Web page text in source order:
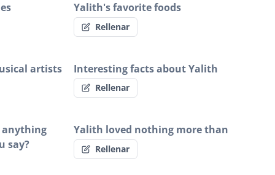
Yalith's favorite foods
Rellenar
artists Interesting facts about Yalith
Rellenar
anything
say?
Yalith loved nothing more than
Rellenar